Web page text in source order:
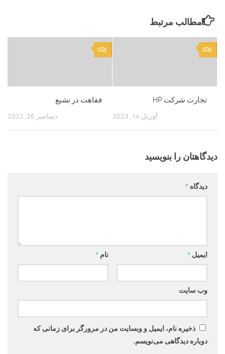
مطالب مرتبط
0
فقاهت در تشیع
دسامبر 26, 2022
0
تجارت شرکت HP
آوریل 14, 2023
دیدگاهتان را بنویسید
دیدگاه *
نام * ایمیل *
وب‌ سایت
ذخیره نام، ایمیل و وبسایت من در مرورگر برای زمانی که
دوباره دیدگاهی می‌نویسم.